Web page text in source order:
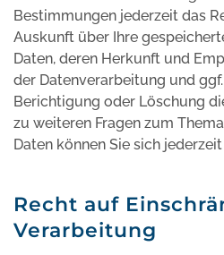
Bestimmungen jederzeit das
Auskunft über Ihre
Daten, deren Herkunft und
der Datenverarbeitung und
Berichtigung oder Löschung
zu weiteren Fragen zum
Daten können Sie sich
Recht auf
Verarbeitung